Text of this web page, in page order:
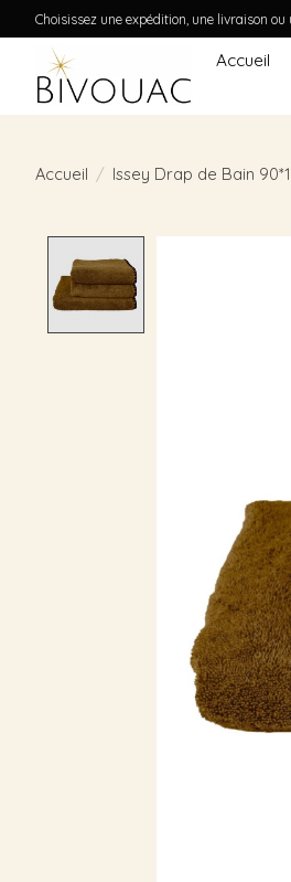
Choisissez une expédition, une livraison
Accueil
Accueil / Issey Drap de Bain